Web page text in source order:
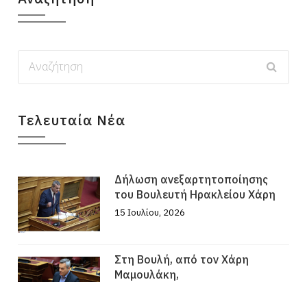
Τελευταία Νέα
Δήλωση ανεξαρτητοποίησης
του Βουλευτή Ηρακλείου Χάρη
15 Ιουλίου, 2026
Στη Βουλή, από τον Χάρη
Μαμουλάκη,